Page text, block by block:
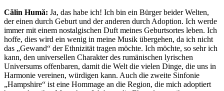
Călin Humă: Ja, das habe ich! Ich bin ein Bürger beider Welten,
der einen durch Geburt und der anderen durch Adoption. Ich werde
immer mit einem nostalgischen Duft meines Geburtsortes leben. Ich
hoffe, dies wird ein wenig in meine Musik übergehen, da ich nicht
das „Gewand“ der Ethnizität tragen möchte. Ich möchte, so sehr ich
kann, den universellen Charakter des rumänischen lyrischen
Universums offenbaren, damit die Welt die vielen Dinge, die uns in
Harmonie vereinen, würdigen kann. Auch die zweite Sinfonie
„Hampshire“ ist eine Hommage an die Region, die mich adoptiert